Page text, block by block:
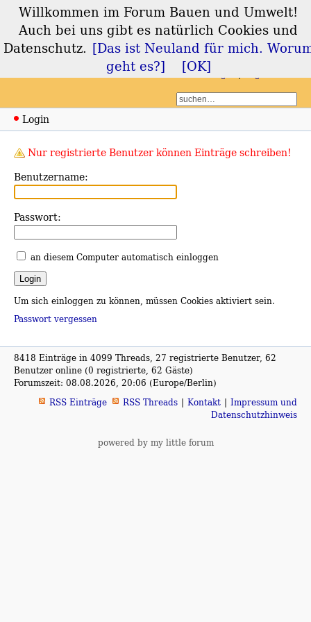
Forum Bauen und
Umwelt
Login
Nur registrierte Benutzer können Einträge schreiben!
Benutzername:
Passwort:
an diesem Computer automatisch einloggen
Um sich einloggen zu können, müssen Cookies aktiviert sein.
Passwort vergessen
8418 Einträge in 4099 Threads, 27 registrierte Benutzer, 62
Benutzer online (0 registrierte, 62 Gäste)
Forumszeit: 08.08.2026, 20:06 (Europe/Berlin)
RSS Einträge
RSS Threads Kontakt
Impressum und
Datenschutzhinweis
powered by my little forum
Willkommen im Forum Bauen und Umwelt!
Auch bei uns gibt es natürlich Cookies und
Datenschutz. [Das ist Neuland für mich.
geht es?]
[OK]